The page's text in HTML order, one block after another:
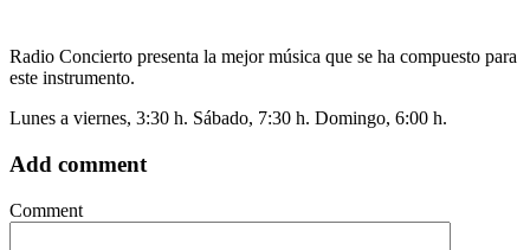
Radio Concierto presenta la mejor música que se ha compuesto para
este instrumento.
Lunes a viernes, 3:30 h. Sábado, 7:30 h. Domingo, 6:00 h.
Add comment
Comment